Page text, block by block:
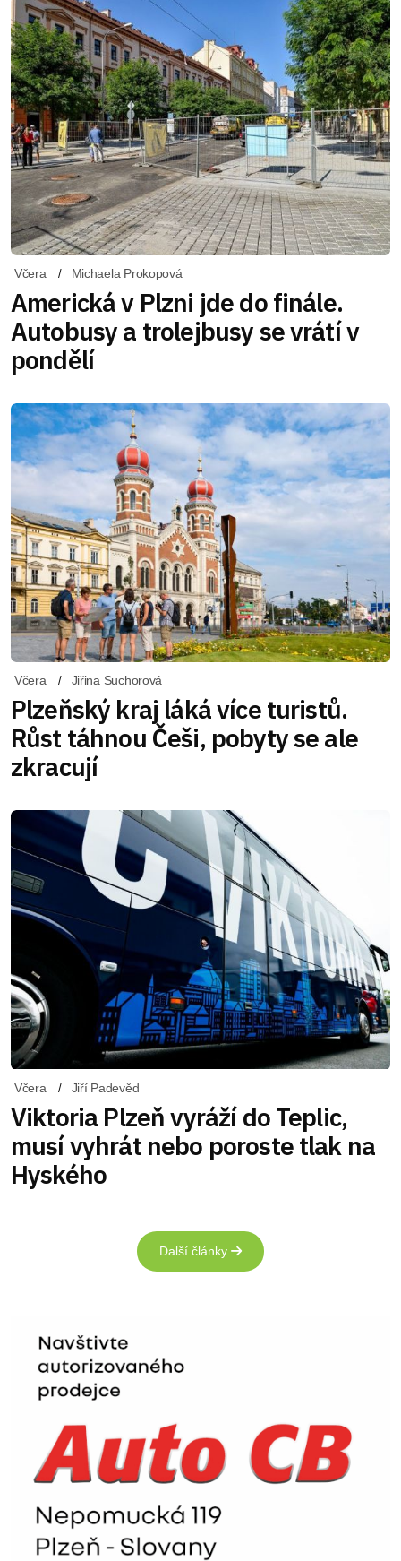
Včera Michaela Prokopová
Americká v Plzni jde do finále.
Autobusy a trolejbusy se vrátí v
pondělí
Včera Jiřina Suchorová
Plzeňský kraj láká více turistů.
Růst táhnou Češi, pobyty se ale
zkracují
Včera Jiří Padevěd
Viktoria Plzeň vyráží do Teplic,
musí vyhrát nebo poroste tlak na
Hyského
Další články